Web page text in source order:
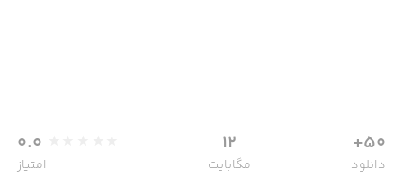
50+
دانلود
12
مگابایت
0.0
امتیاز